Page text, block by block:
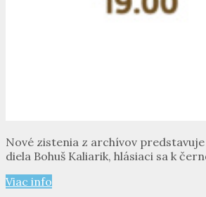
Nové zistenia z archívov
diela Bohuš Kaliarik, hlásiaci sa k
Viac info